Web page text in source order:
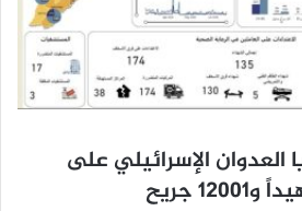
العدوان الإسرائيلي على